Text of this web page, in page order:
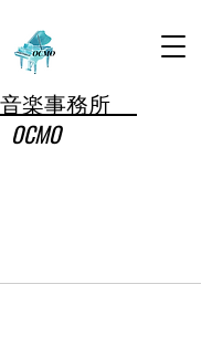
楽事務所
OCMO